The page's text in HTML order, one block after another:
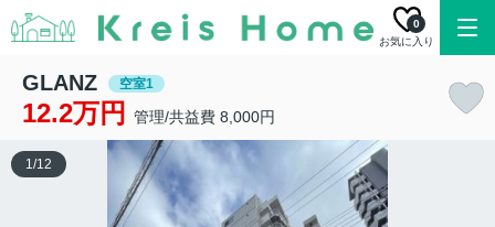
お気に入り
0
GLANZ 空室1
12.2万円 管理/共益費 8,000円
1/12